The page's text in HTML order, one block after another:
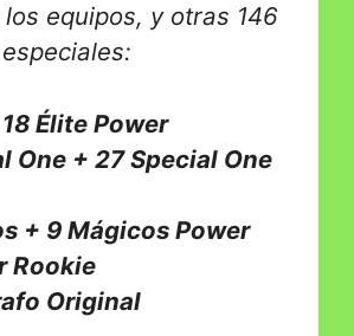
equipos, y otras 146
Élite Power
One + 27 Special One
+ 9 Mágicos Power
Rookie
Original